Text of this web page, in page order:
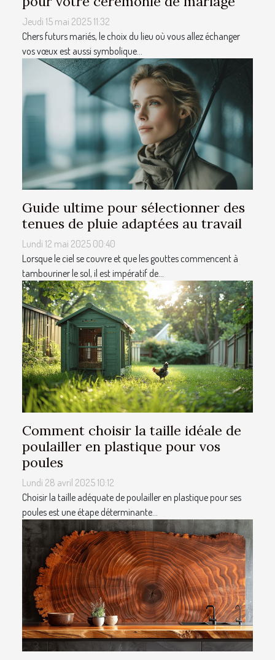
Jeudi 15 mai 2025 11:32
Chers futurs mariés, le choix du lieu où vous allez échanger
vos vœux est aussi symbolique...
Guide ultime pour sélectionner des
tenues de pluie adaptées au travail
Lundi 12 mai 2025 00:40
Lorsque le ciel se couvre et que les gouttes commencent à
tambouriner le sol, il est impératif de...
Comment choisir la taille idéale de
poulailler en plastique pour vos
poules
Lundi 28 avril 2025 10:12
Choisir la taille adéquate de poulailler en plastique pour ses
poules est une étape déterminante...